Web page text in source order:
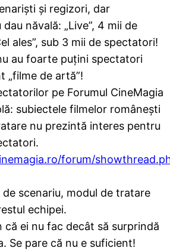
și regizori, dar
năvală: „Live”, 4 mii de
ales”, sub 3 mii de spectatori!
au foarte puțini spectatori
„filme de artă”!
pe Forumul CineMagia
subiectele filmelor românești
nu prezintă interes pentru
forum/
de scenariu, modul de tratare
echipei.
că ei nu fac decât să surprindă
Se pare că nu e suficient!